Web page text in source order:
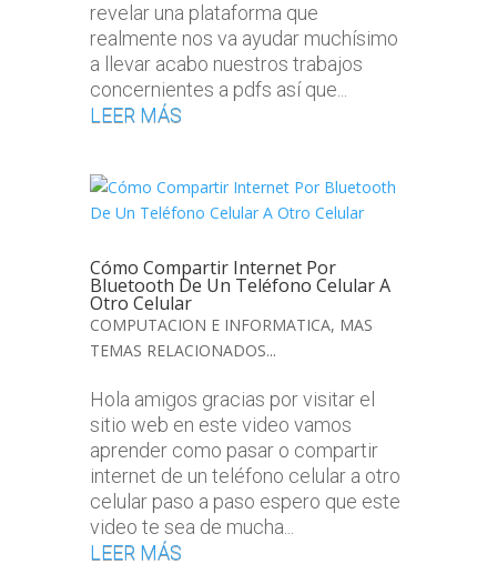
revelar una plataforma que
realmente nos va ayudar muchísimo
a llevar acabo nuestros trabajos
concernientes a pdfs así que...
LEER MÁS
Cómo Compartir Internet Por
Bluetooth De Un Teléfono Celular A
Otro Celular
COMPUTACION E INFORMATICA, MAS
TEMAS RELACIONADOS...
Hola amigos gracias por visitar el
sitio web en este video vamos
aprender como pasar o compartir
internet de un teléfono celular a otro
celular paso a paso espero que este
video te sea de mucha...
LEER MÁS